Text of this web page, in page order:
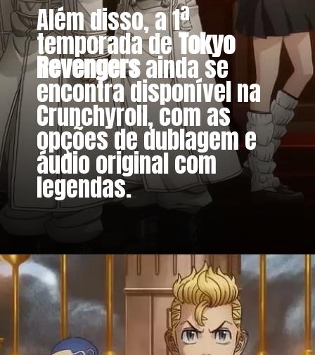
Além disso, a 1ª
temporada deTokyo
Revengersainda se
encontra disponível na
Crunchyroll, com as
opções de dublagem e
áudio original com
legendas.